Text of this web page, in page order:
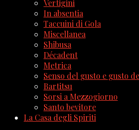
Vertigini
In absentia
Taccuini di Gola
Miscellanea
Shibusa
Décadent
Metrica
Senso del gusto e gusto
Bartitsu
Sorsi a Mezzogiorno
Santo bevitore
La Casa degli Spiriti